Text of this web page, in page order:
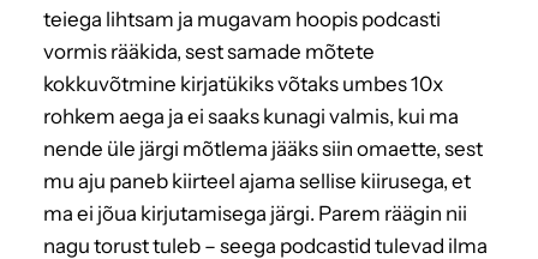
teiega lihtsam ja mugavam hoopis podcasti
vormis rääkida, sest samade mõtete
kokkuvõtmine kirjatükiks võtaks umbes 10x
rohkem aega ja ei saaks kunagi valmis, kui ma
nende üle järgi mõtlema jääks siin omaette, sest
mu aju paneb kiirteel ajama sellise kiirusega, et
ma ei jõua kirjutamisega järgi. Parem räägin nii
nagu torust tuleb – seega podcastid tulevad ilma